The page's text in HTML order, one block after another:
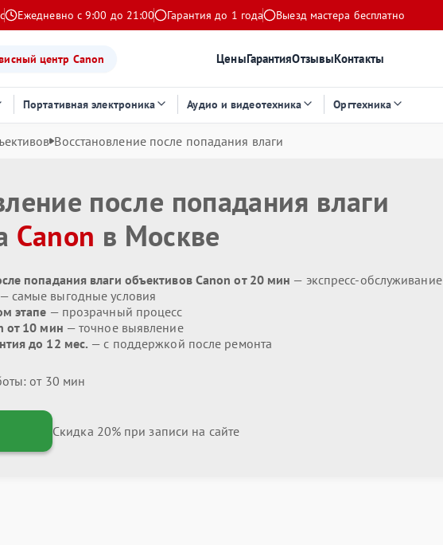
Ежедневно с 9:00 до 21:00 Гарантия до 1 года Выезд мастера бесплатно
центр Canon ЦеныГарантияОтзывыКонтакты
Портативная электроника Аудио и видеотехника Оргтехника
Восстановление после попадания влаги
после попадания влаги
Canon в Москве
попадания влаги объективов Canon от 20 мин — экспресс-обслуживание
— самые выгодные условия
этапе — прозрачный процесс
от 10 мин — точное выявление
до 12 мес. — с поддержкой после ремонта
от 30 мин
Скидка 20% при записи на сайте